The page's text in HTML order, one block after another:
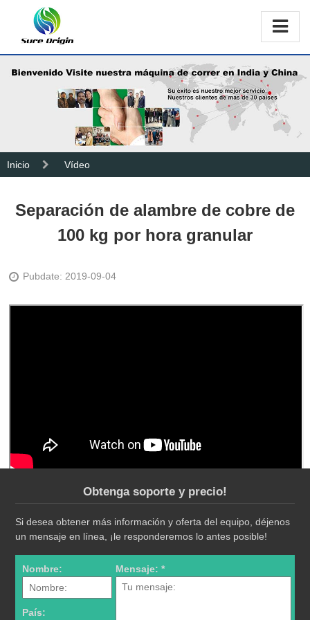
Inicio Vídeo
Separación de alambre de cobre de
100 kg por hora granular
Pubdate: 2019-09-04
Obtenga soporte y precio!
Si desea obtener más información y oferta del equipo, déjenos
un mensaje en línea, ¡le responderemos lo antes posible!
Nombre:
País:
Mensaje: *